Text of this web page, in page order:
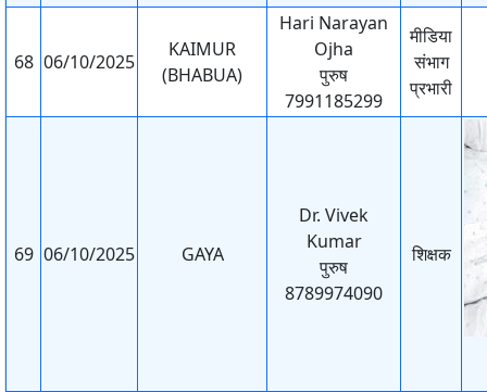
68 06/10/2025
KAIMUR
(BHABUA)
Hari Narayan
Ojha
पुरुष
7991185299
मीडिया
संभाग
प्रभारी
69 06/10/2025 GAYA
Dr. Vivek
Kumar
पुरुष
8789974090
शिक्षक